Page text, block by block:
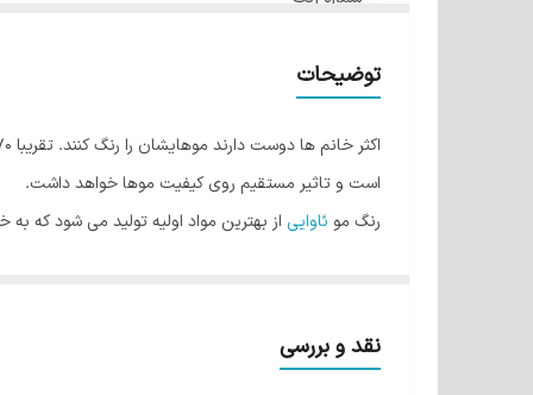
توضیحات
است و تاثیر مستقیم روی کیفیت موها خواهد داشت.
رنگ مو ئاوایی از بهترین مواد اولیه تولید می شود که
کراتین اصلی ترین بخش مو می باشد که بسیار آسیب
روغن آرگان می باشند و هنگام استفاده ازآنها نه تنها
نقد و بررسی